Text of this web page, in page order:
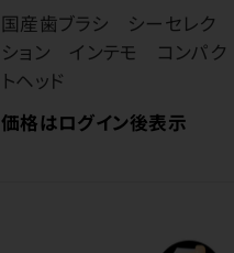
国産歯ブラシ シーセレク
ション インテモ コンパク
トヘッド
価格はログイン後表示